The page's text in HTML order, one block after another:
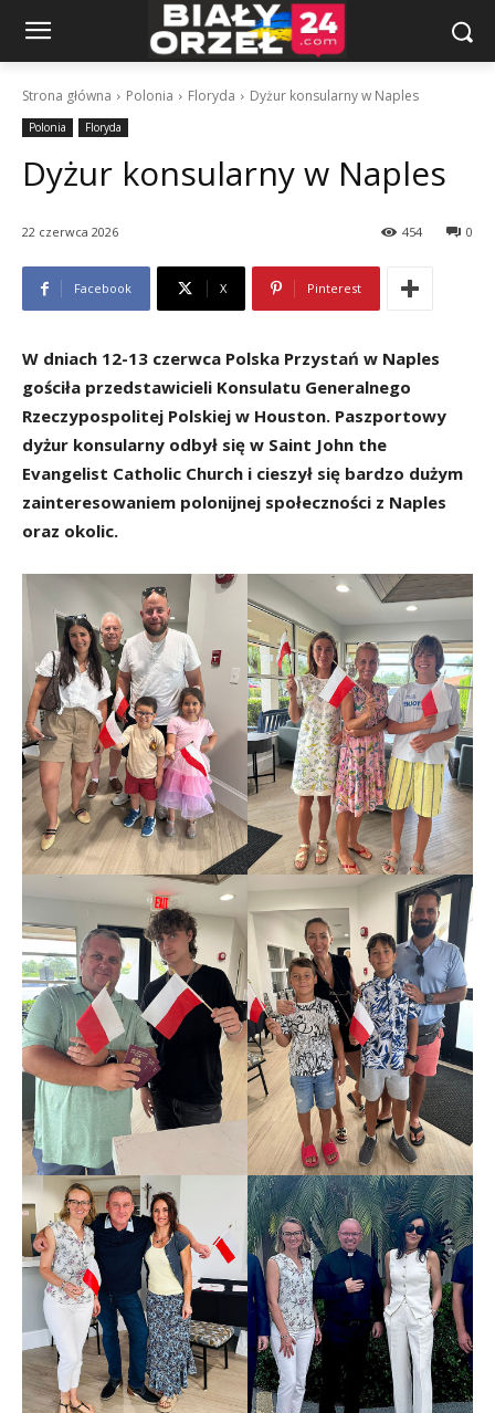
Strona główna Polonia Floryda Dyżur konsularny w Naples
Polonia Floryda
Dyżur konsularny w Naples
22 czerwca 2026 0
454
Facebook X Pinterest
W dniach 12-13 czerwca Polska Przystań w Naples
gościła przedstawicieli Konsulatu Generalnego
Rzeczypospolitej Polskiej w Houston. Paszportowy
dyżur konsularny odbył się w Saint John the
Evangelist Catholic Church i cieszył się bardzo dużym
zainteresowaniem polonijnej społeczności z Naples
oraz okolic.